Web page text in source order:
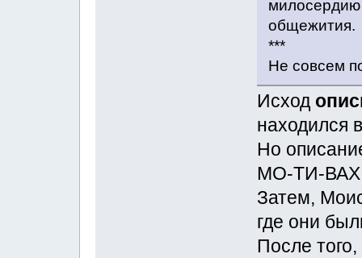
милосердию
общежития.
***
Не совсем
Исход
находился
Но
МО-ТИ-
Затем,
где они
После